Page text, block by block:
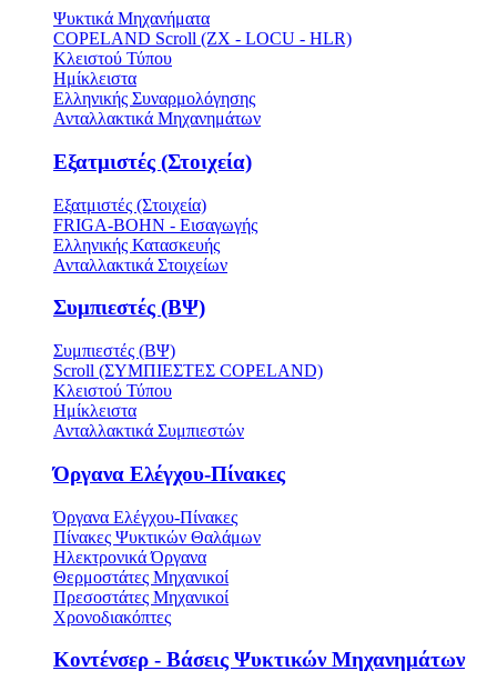
Ψυκτικά Μηχανήματα
COPELAND Scroll (ZX - LOCU - HLR)
Κλειστού Τύπου
Ημίκλειστα
Ελληνικής Συναρμολόγησης
Ανταλλακτικά Μηχανημάτων
Εξατμιστές (Στοιχεία)
Εξατμιστές (Στοιχεία)
FRIGA-BOHN - Εισαγωγής
Ελληνικής Κατασκευής
Ανταλλακτικά Στοιχείων
Συμπιεστές (ΒΨ)
Συμπιεστές (ΒΨ)
Scroll (ΣΥΜΠΙΕΣΤΕΣ COPELAND)
Κλειστού Τύπου
Ημίκλειστα
Ανταλλακτικά Συμπιεστών
Όργανα Ελέγχου-Πίνακες
Όργανα Ελέγχου-Πίνακες
Πίνακες Ψυκτικών Θαλάμων
Ηλεκτρονικά Όργανα
Θερμοστάτες Μηχανικοί
Πρεσοστάτες Μηχανικοί
Χρονοδιακόπτες
Κοντένσερ - Βάσεις Ψυκτικών Μηχανημάτων